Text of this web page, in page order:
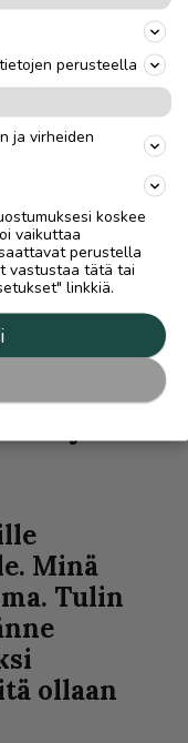
nyt
ja
että
hyväksi
Minä
Tulin
ollaan
perusteella
ja virheiden
koskee
vaikuttaa
perustella
vastustaa tätä tai
linkkiä.